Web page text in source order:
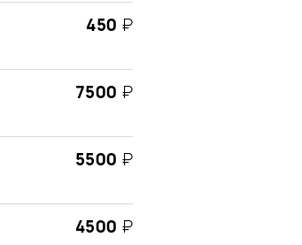
450 ₽
7500 ₽
5500 ₽
4500 ₽